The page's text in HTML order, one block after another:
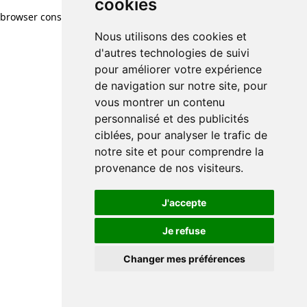
cookies
Nous utilisons des cookies et
d'autres technologies de suivi
pour améliorer votre expérience
de navigation sur notre site, pour
vous montrer un contenu
personnalisé et des publicités
ciblées, pour analyser le trafic de
notre site et pour comprendre la
provenance de nos visiteurs.
J'accepte
Je refuse
Changer mes préférences
browser console for more information)